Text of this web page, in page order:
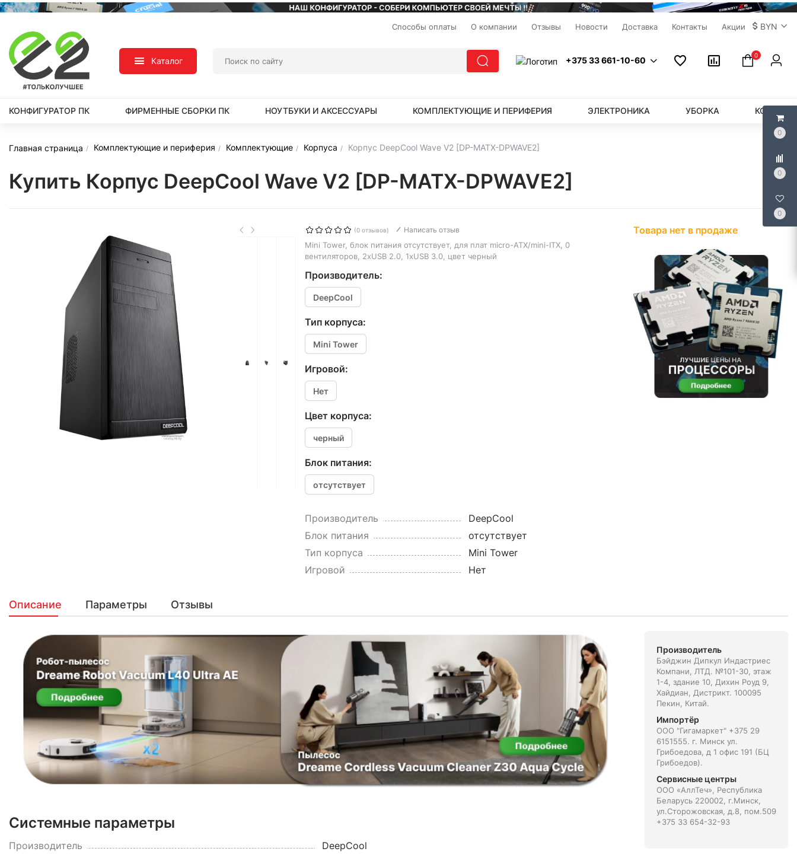
0
0
0
Способы оплаты О компании Отзывы Новости Доставка Контакты Акции BYN
Каталог +375 33 661-10-60
0
КОНФИГУРАТОР ПК ФИРМЕННЫЕ СБОРКИ ПК НОУТБУКИ И АКСЕССУАРЫ КОМПЛЕКТУЮЩИЕ И ПЕРИФЕРИЯ ЭЛЕКТРОНИКА УБОРКА
Главная страница Комплектующие и периферия Комплектующие Корпуса Корпус DeepCool Wave V2 [DP-MATX-DPWAVE2]
Купить Корпус DeepCool Wave V2 [DP-MATX-DPWAVE2]
(0 отзывов) Написать отзыв
Mini Tower, блок питания отсутствует, для плат micro-ATX/mini-ITX, 0
вентиляторов, 2xUSB 2.0, 1xUSB 3.0, цвет черный
Производитель:
DeepCool
Тип корпуса:
Mini Tower
Игровой:
Нет
Цвет корпуса:
черный
Блок питания:
отсутствует
Производитель
DeepCool
Блок питания
отсутствует
Тип корпуса
Mini Tower
Игровой
Нет
Товара нет в продаже
Описание Параметры Отзывы
Системные параметры
Производитель DeepCool
Производитель
Бэйджин Дипкул Индастриес
Компани, ЛТД. №101-30, этаж
1-4, здание 10, Дихин Роуд 9,
Хайдиан, Дистрикт. 100095
Пекин, Китай.
Импортёр
ООО "Гигамаркет" +375 29
6151555. г. Минск ул.
Грибоедова, д 1 офис 191 (БЦ
Грибоедов).
Сервисные центры
ООО «АллТеч», Республика
Беларусь 220002, г.Минск,
ул.Сторожовская, д.8, пом.509
+375 33 654-32-93